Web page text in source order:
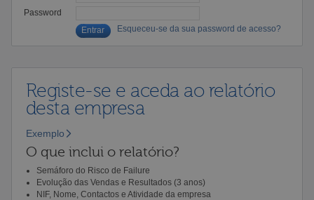
Password
Esqueceu-se da sua password de acesso?
Registe-se e aceda ao relatório
desta empresa
Exemplo
O que inclui o relatório?
Semáforo do Risco de Failure
Evolução das Vendas e Resultados (3 anos)
NIF, Nome, Contactos e Atividade da empresa